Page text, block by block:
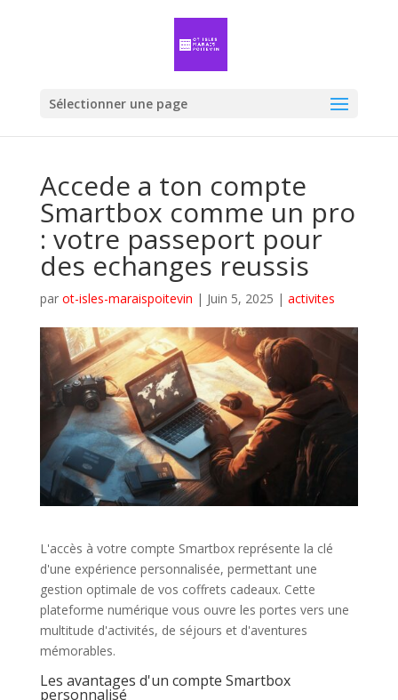
Sélectionner une page
Accede a ton compte
Smartbox comme un pro
: votre passeport pour
des echanges reussis
par ot-isles-maraispoitevin | Juin 5, 2025 | activites
L'accès à votre compte Smartbox représente la clé
d'une expérience personnalisée, permettant une
gestion optimale de vos coffrets cadeaux. Cette
plateforme numérique vous ouvre les portes vers une
multitude d'activités, de séjours et d'aventures
mémorables.
Les avantages d'un compte Smartbox
personnalisé